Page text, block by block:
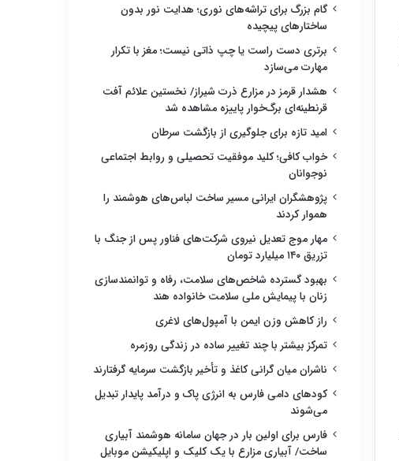
گام بزرگ برای تراشه‌های نوری؛ هدایت نور بدون
ساختارهای پیچیده
برتری دست راست یا چپ ذاتی نیست؛ مغز با تکرار
مهارت می‌سازد
هشدار قرمز در مزارع ذرت شیراز/ نخستین علائم آفت
قرنطینه‌ای برگ‌خوار پاییزه مشاهده شد
امید تازه برای جلوگیری از بازگشت سرطان
خواب کافی؛ کلید موفقیت تحصیلی و روابط اجتماعی
نوجوانان
پژوهشگران ایرانی مسیر ساخت لباس‌های هوشمند را
هموار کردند
مهار موج تعدیل نیروی شرکت‌های فناور پس از جنگ با
تزریق ۱۴۰ میلیارد تومان
بهبود گسترده شاخص‌های سلامت، رفاه و توانمندسازی
زنان با پیمایش ملی سلامت خانواده هند
راز کاهش وزن ایمن با آمپول‌های لاغری
تمرکز بیشتر با چند تغییر ساده در زندگی روزمره
ناشران میان گرانی کاغذ و تأخیر بازگشت سرمایه گرفتارند
کودهای دامی فارس به انرژی پاک و درآمد پایدار تبدیل
می‌شوند
فارس برای اولین بار در جهان سامانه هوشمند آبیاری
ساخت/ آبیاری مزارع با یک کلیک و اپلیکیشن موبایل